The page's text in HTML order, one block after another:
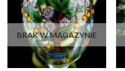
BRAK W MAGAZYNIE